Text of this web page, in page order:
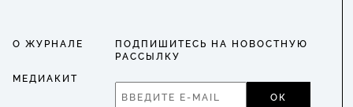
О ЖУРНАЛЕ
МЕДИАКИТ
ПОДПИШИТЕСЬ НА НОВОСТНУЮ
РАССЫЛКУ
ОК